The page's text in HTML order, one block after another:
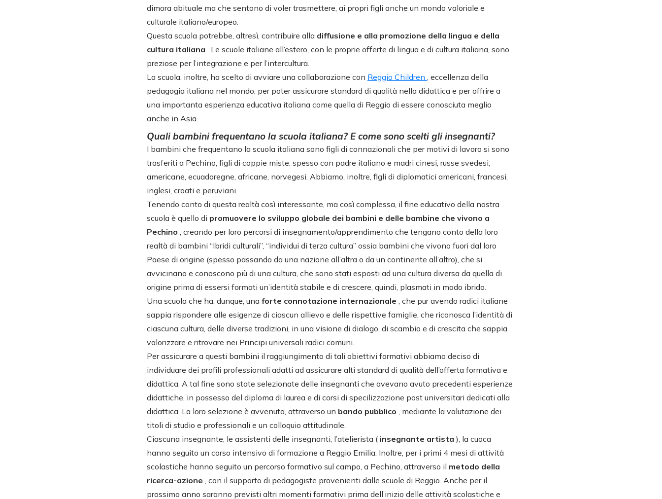
dimora abituale ma che sentono di voler trasmettere, ai propri figli anche un mondo valoriale e
culturale italiano/europeo.
Questa scuola potrebbe, altresì, contribuire alla diffusione e alla promozione della lingua e della
cultura italiana . Le scuole italiane all’estero, con le proprie offerte di lingua e di cultura italiana, sono
preziose per l’integrazione e per l’intercultura.
La scuola, inoltre, ha scelto di avviare una collaborazione con Reggio Children , eccellenza della
pedagogia italiana nel mondo, per poter assicurare standard di qualità nella didattica e per offrire a
una importanta esperienza educativa italiana come quella di Reggio di essere conosciuta meglio
anche in Asia.
Quali bambini frequentano la scuola italiana? E come sono scelti gli insegnanti?
I bambini che frequentano la scuola italiana sono figli di connazionali che per motivi di lavoro si sono
trasferiti a Pechino; figli di coppie miste, spesso con padre italiano e madri cinesi, russe svedesi,
americane, ecuadoregne, africane, norvegesi. Abbiamo, inoltre, figli di diplomatici americani, francesi,
inglesi, croati e peruviani.
Tenendo conto di questa realtà così interessante, ma così complessa, il fine educativo della nostra
scuola è quello di promuovere lo sviluppo globale dei bambini e delle bambine che vivono a
Pechino , creando per loro percorsi di insegnamento/apprendimento che tengano conto della loro
realtà di bambini “Ibridi culturali”, “individui di terza cultura” ossia bambini che vivono fuori dal loro
Paese di origine (spesso passando da una nazione all’altra o da un continente all’altro), che si
avvicinano e conoscono più di una cultura, che sono stati esposti ad una cultura diversa da quella di
origine prima di essersi formati un’identità stabile e di crescere, quindi, plasmati in modo ibrido.
Una scuola che ha, dunque, una forte connotazione internazionale , che pur avendo radici italiane
sappia rispondere alle esigenze di ciascun allievo e delle rispettive famiglie, che riconosca l’identità di
ciascuna cultura, delle diverse tradizioni, in una visione di dialogo, di scambio e di crescita che sappia
valorizzare e ritrovare nei Principi universali radici comuni.
Per assicurare a questi bambini il raggiungimento di tali obiettivi formativi abbiamo deciso di
individuare dei profili professionali adatti ad assicurare alti standard di qualità dell’offerta formativa e
didattica. A tal fine sono state selezionate delle insegnanti che avevano avuto precedenti esperienze
didattiche, in possesso del diploma di laurea e di corsi di specilizzazione post universitari dedicati alla
didattica. La loro selezione è avvenuta, attraverso un bando pubblico , mediante la valutazione dei
titoli di studio e professionali e un colloquio attitudinale.
Ciascuna insegnante, le assistenti delle insegnanti, l’atelierista ( insegnante artista ), la cuoca
hanno seguito un corso intensivo di formazione a Reggio Emilia. Inoltre, per i primi 4 mesi di attività
scolastiche hanno seguito un percorso formativo sul campo, a Pechino, attraverso il metodo della
ricerca-azione , con il supporto di pedagogiste provenienti dalle scuole di Reggio. Anche per il
prossimo anno saranno previsti altri momenti formativi prima dell’inizio delle attività scolastiche e